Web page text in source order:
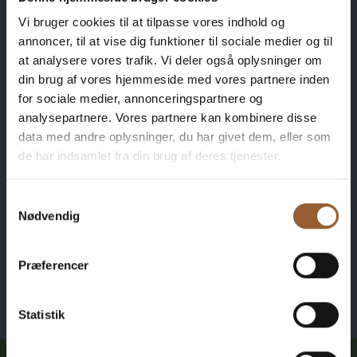
Vi bruger cookies til at tilpasse vores indhold og
annoncer, til at vise dig funktioner til sociale medier og til
at analysere vores trafik. Vi deler også oplysninger om
din brug af vores hjemmeside med vores partnere inden
for sociale medier, annonceringspartnere og
analysepartnere. Vores partnere kan kombinere disse
data med andre oplysninger, du har givet dem, eller som
de har indsamlet fra din brug af deres tjenester.
Nødvendig
Præferencer
Statistik
spiseligt foredrag
om julen i
Danmark
“Først skal træet vises, siden skal det spises!” Julegaver, juletræ og
nu? Hvorfor spiser vi den […]
Læs mere her